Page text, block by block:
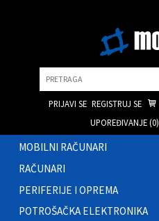
PRIJAVI SE REGISTRUJ SE
UPOREĐIVANJE (0)
MOBILNI RAČUNARI
RAČUNARI
PERIFERIJE I OPREMA
POTROŠAČKA ELEKTRONIKA